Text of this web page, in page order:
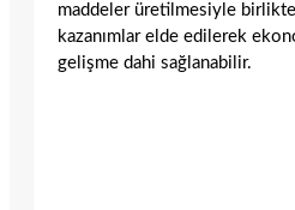
maddeler üretilmesiyle birlikte
kazanımlar elde edilerek
gelişme dahi sağlanabilir.